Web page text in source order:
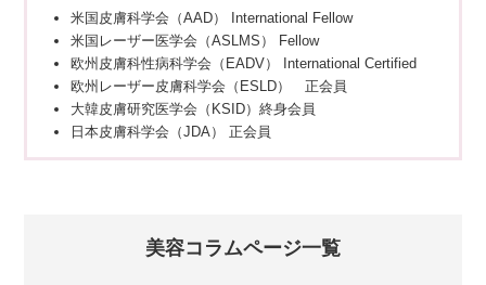
米国皮膚科学会（AAD） International Fellow
米国レーザー医学会（ASLMS） Fellow
欧州皮膚科性病科学会（EADV） International Certified
欧州レーザー皮膚科学会（ESLD） 正会員
大韓皮膚研究医学会（KSID）終身会員
日本皮膚科学会（JDA） 正会員
美容コラムページ一覧